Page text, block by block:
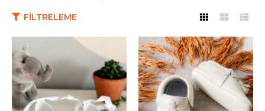
FILTRELEME
JEEYMI BABY
Beyaz Babet İsimli Kız
Bebek Ayakkabısı